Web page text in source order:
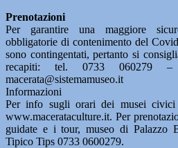
Prenotazioni
Per garantire una maggiore
obbligatorie di contenimento del
sono contingentati, pertanto si
recapiti: tel. 0733 060279 –
macerata@sistemamuseo.it
Informazioni
Per info sugli orari dei musei
www.macerataculture.it. Per
guidate e i tour, museo di Palazzo
Tipico Tips 0733 0600279.